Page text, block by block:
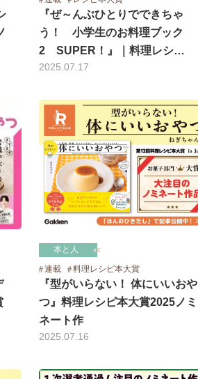
『ぜ～んぶひとりでできちゃ
う！ 小学生のお料理ブック
2 SUPER！』｜料理レシ…
2025.07.17
本と人
連載
料理レシピ本大賞
『型がいらない！ 体にいいおや
つ』料理レシピ本大賞2025ノミ
ネート作
2025.07.16